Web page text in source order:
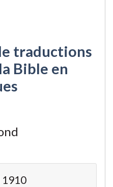
traductions
Bible en
1910